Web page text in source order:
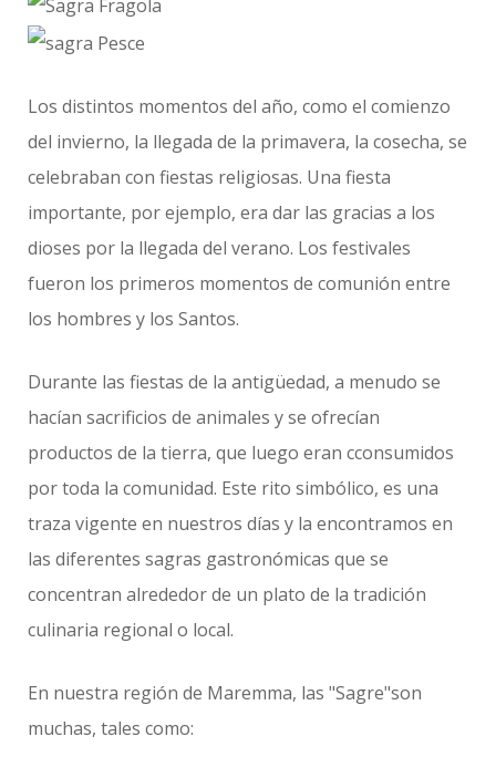
Los distintos momentos del año, como el comienzo
del invierno, la llegada de la primavera, la cosecha, se
celebraban con fiestas religiosas. Una fiesta
importante, por ejemplo, era dar las gracias a los
dioses por la llegada del verano. Los festivales
fueron los primeros momentos de comunión entre
los hombres y los Santos.
Durante las fiestas de la antigüedad, a menudo se
hacían sacrificios de animales y se ofrecían
productos de la tierra, que luego eran cconsumidos
por toda la comunidad. Este rito simbólico, es una
traza vigente en nuestros días y la encontramos en
las diferentes sagras gastronómicas que se
concentran alrededor de un plato de la tradición
culinaria regional o local.
En nuestra región de Maremma, las "Sagre"son
muchas, tales como: